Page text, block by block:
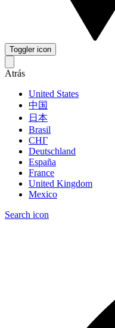
Toggler icon
Atrás
United States
中国
日本
Brasil
СНГ
Deutschland
España
France
United Kingdom
Mexico
Search icon